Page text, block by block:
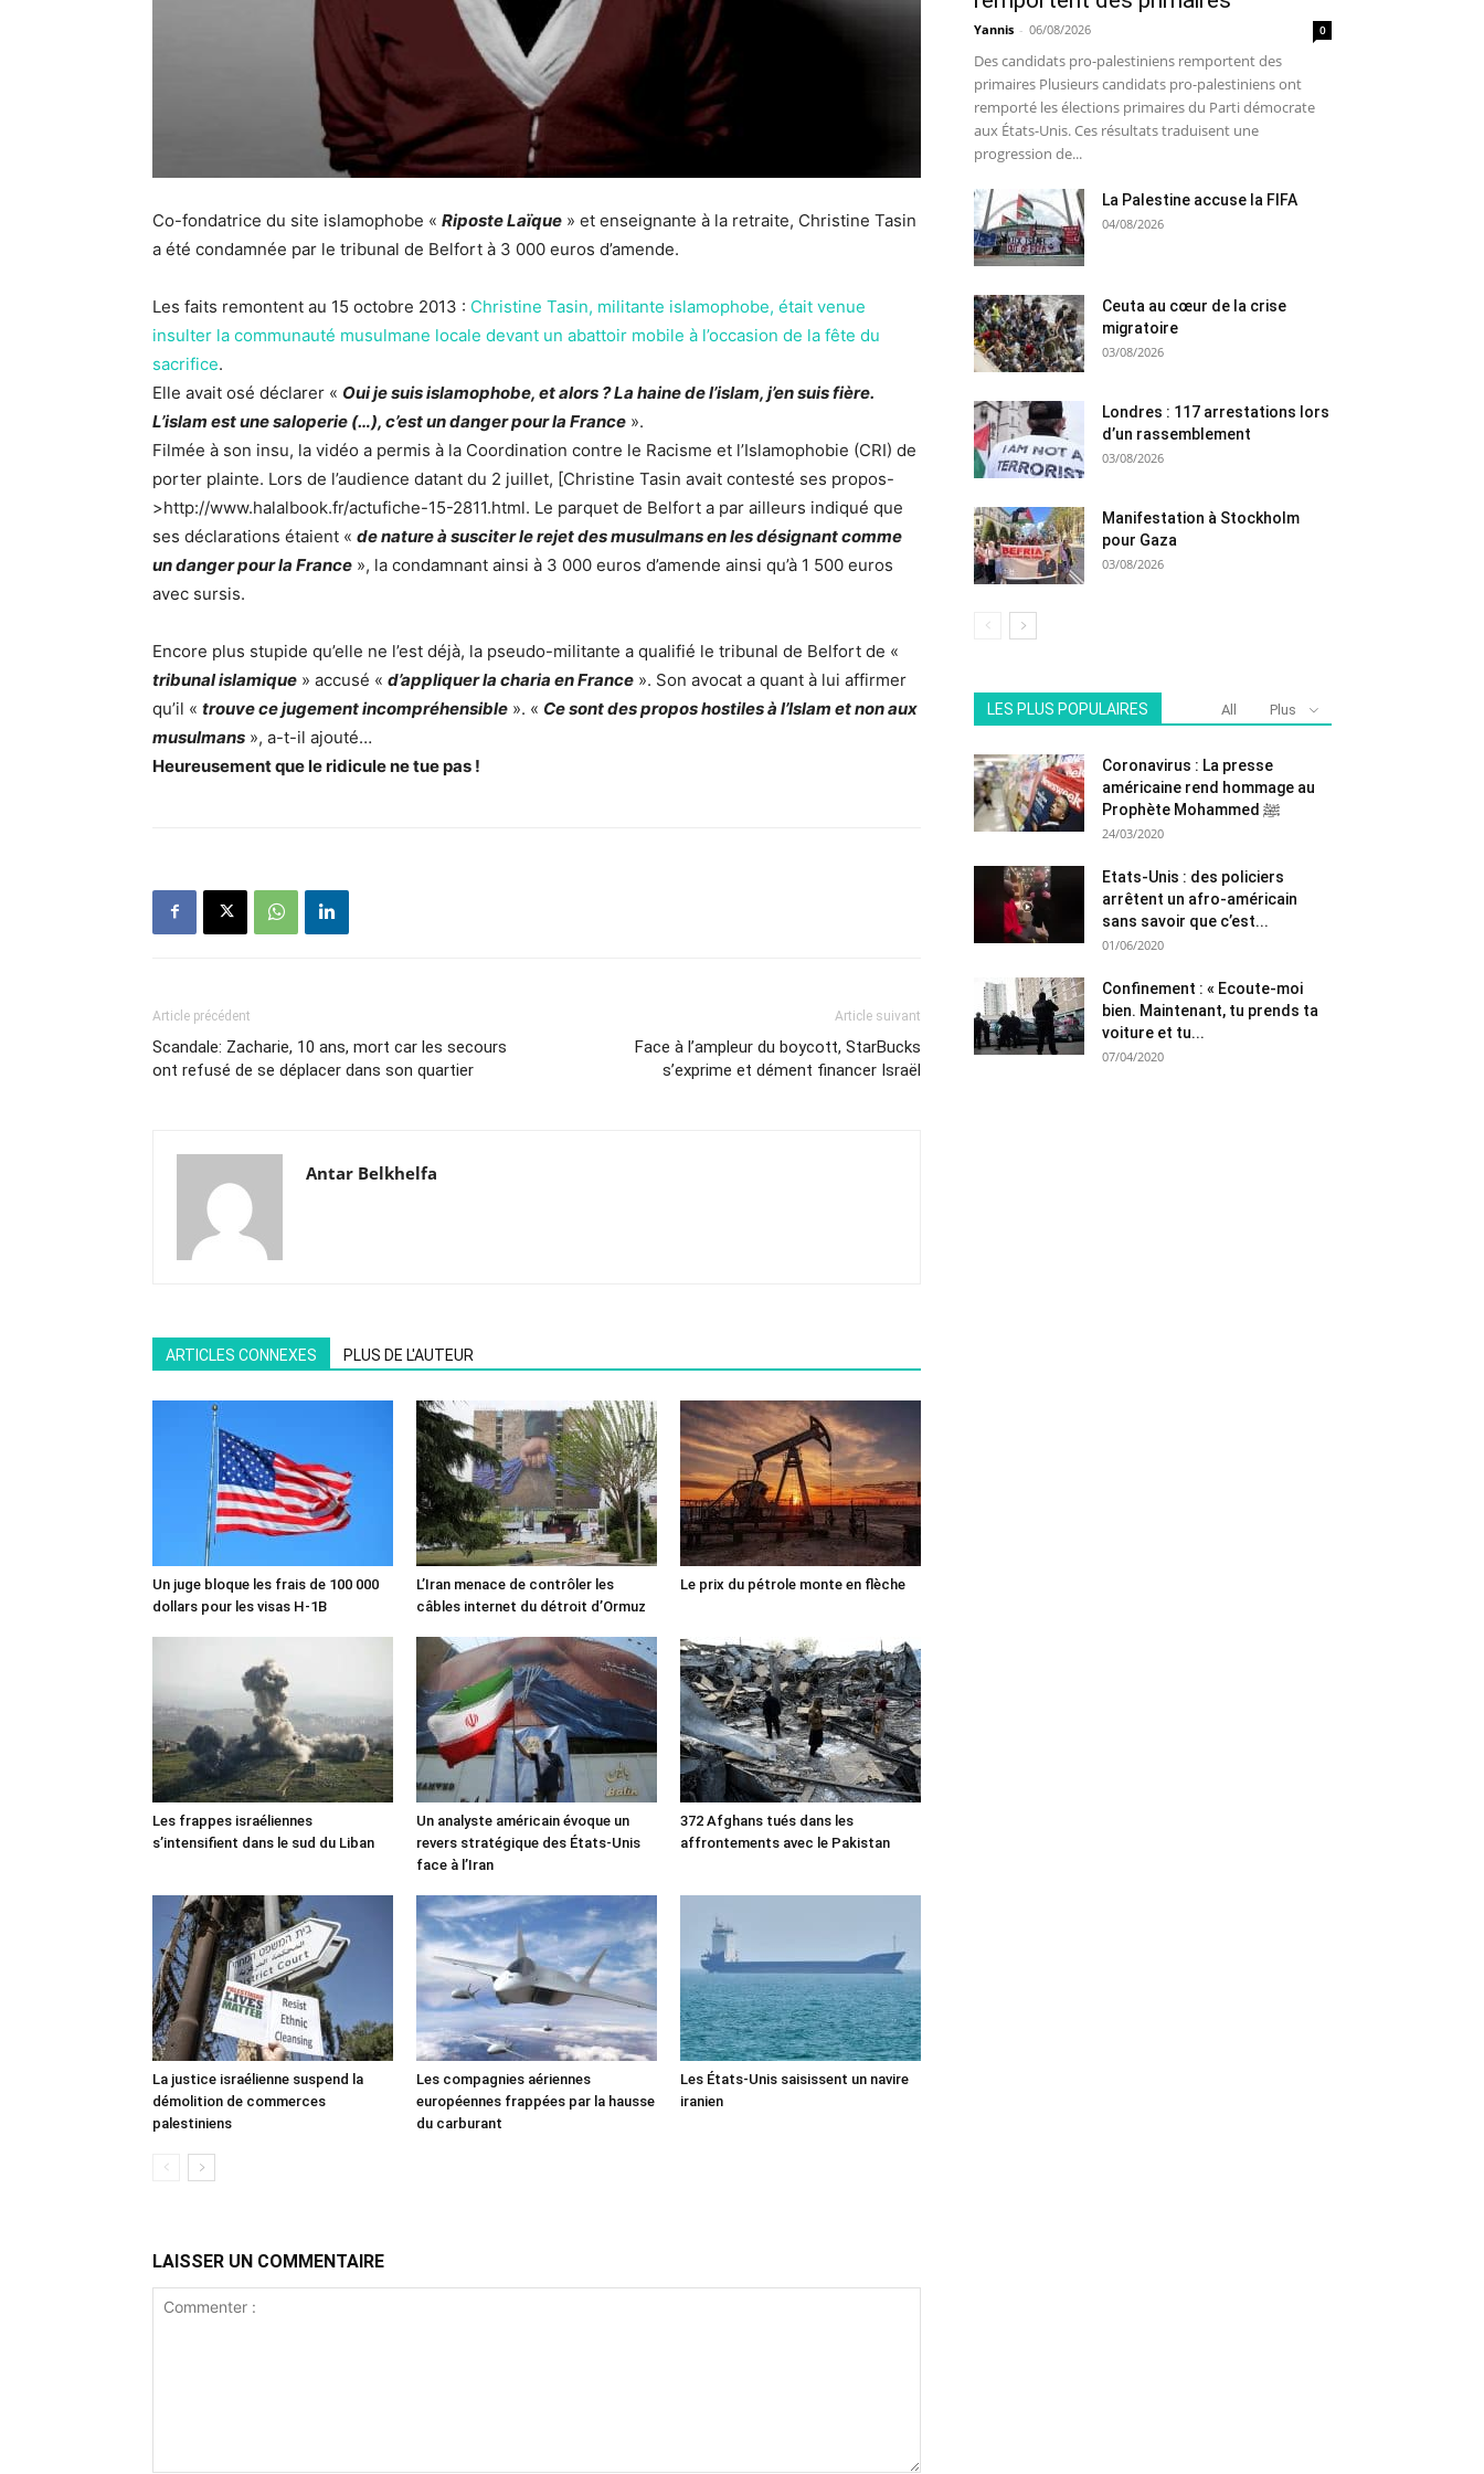
Co-fondatrice du site islamophobe « Riposte Laïque » et enseignante à la retraite, Christine Tasin
a été condamnée par le tribunal de Belfort à 3 000 euros d’amende.
Les faits remontent au 15 octobre 2013 : Christine Tasin, militante islamophobe, était venue
insulter la communauté musulmane locale devant un abattoir mobile à l’occasion de la fête du
sacrifice.
Elle avait osé déclarer « Oui je suis islamophobe, et alors ? La haine de l’islam, j’en suis fière.
L’islam est une saloperie (…), c’est un danger pour la France ».
Filmée à son insu, la vidéo a permis à la Coordination contre le Racisme et l’Islamophobie (CRI) de
porter plainte. Lors de l’audience datant du 2 juillet, [Christine Tasin avait contesté ses propos-
>http://www.halalbook.fr/actufiche-15-2811.html. Le parquet de Belfort a par ailleurs indiqué que
ses déclarations étaient « de nature à susciter le rejet des musulmans en les désignant comme
un danger pour la France », la condamnant ainsi à 3 000 euros d’amende ainsi qu’à 1 500 euros
avec sursis.
Encore plus stupide qu’elle ne l’est déjà, la pseudo-militante a qualifié le tribunal de Belfort de «
tribunal islamique » accusé « d’appliquer la charia en France ». Son avocat a quant à lui affirmer
qu’il « trouve ce jugement incompréhensible ». « Ce sont des propos hostiles à l’Islam et non aux
musulmans », a-t-il ajouté…
Heureusement que le ridicule ne tue pas !
Article précédent
Scandale: Zacharie, 10 ans, mort car les secours
ont refusé de se déplacer dans son quartier
Article suivant
Face à l’ampleur du boycott, StarBucks
s’exprime et dément financer Israël
Antar Belkhelfa
ARTICLES CONNEXES PLUS DE L'AUTEUR
Un juge bloque les frais de 100 000
dollars pour les visas H-1B
L’Iran menace de contrôler les
câbles internet du détroit d’Ormuz
Le prix du pétrole monte en flèche
Les frappes israéliennes
s’intensifient dans le sud du Liban
Un analyste américain évoque un
revers stratégique des États-Unis
face à l’Iran
372 Afghans tués dans les
affrontements avec le Pakistan
La justice israélienne suspend la
démolition de commerces
palestiniens
Les compagnies aériennes
européennes frappées par la hausse
du carburant
Les États-Unis saisissent un navire
iranien
LAISSER UN COMMENTAIRE
Yannis - 06/08/2026 0
Des candidats pro-palestiniens remportent des
primaires Plusieurs candidats pro-palestiniens ont
remporté les élections primaires du Parti démocrate
aux États-Unis. Ces résultats traduisent une
progression de...
La Palestine accuse la FIFA
04/08/2026
Ceuta au cœur de la crise
migratoire
03/08/2026
Londres : 117 arrestations lors
d’un rassemblement
03/08/2026
Manifestation à Stockholm
pour Gaza
03/08/2026
LES PLUS POPULAIRES All Plus
Coronavirus : La presse
américaine rend hommage au
Prophète Mohammed ﷺ
24/03/2020
Etats-Unis : des policiers
arrêtent un afro-américain
sans savoir que c’est...
01/06/2020
Confinement : « Ecoute-moi
bien. Maintenant, tu prends ta
voiture et tu...
07/04/2020